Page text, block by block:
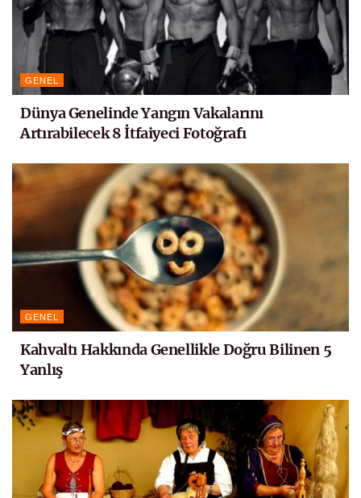
GENEL
Dünya Genelinde Yangın Vakalarını
Artırabilecek 8 İtfaiyeci Fotoğrafı
GENEL
Kahvaltı Hakkında Genellikle Doğru Bilinen 5
Yanlış